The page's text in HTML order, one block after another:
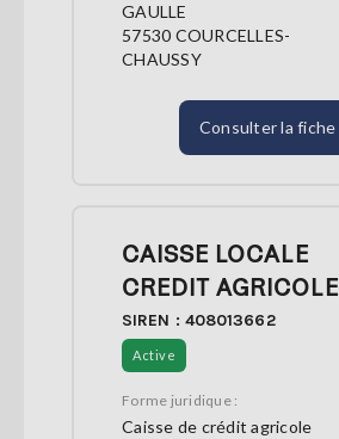
GAULLE
57530 COURCELLES-
CHAUSSY
Consulter la fiche
CAISSE LOCALE
CREDIT AGRICOLE
SIREN : 408013662
Active
Forme juridique :
Caisse de crédit agricole